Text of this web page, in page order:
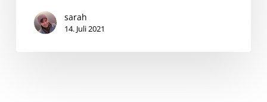
sarah
14. Juli 2021